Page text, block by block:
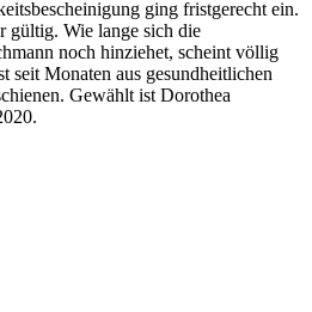
ging fristgerecht ein.
gültig. Wie lange sich die
noch hinziehet, scheint völlig
seit Monaten aus gesundheitlichen
Gewählt ist Dorothea